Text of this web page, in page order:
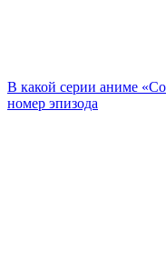
В какой серии аниме
номер эпизода